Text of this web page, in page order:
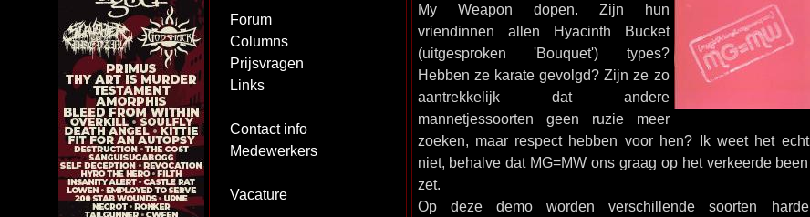
Forum
Columns
Prijsvragen
Links
Contact info
Medewerkers
Vacature
My Weapon dopen. Zijn hun
vriendinnen allen Hyacinth Bucket
(uitgesproken 'Bouquet') types?
Hebben ze karate gevolgd? Zijn ze zo
aantrekkelijk dat andere
mannetjessoorten geen ruzie meer
zoeken, maar respect hebben voor hen? Ik weet het echt
niet, behalve dat MG=MW ons graag op het verkeerde been
zet.
Op deze demo worden verschillende soorten harde